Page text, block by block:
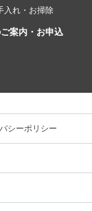
入れ・お掃除
案内・お申込
シーポリシー